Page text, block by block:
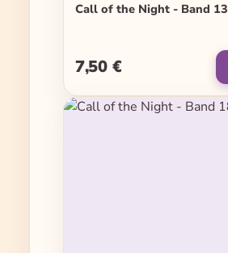
Call of the Night - Band 13
Regulärer Preis:
7,50 €